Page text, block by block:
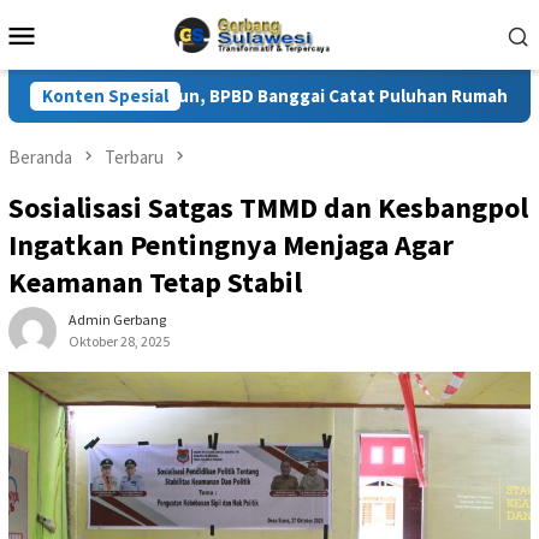
ke
Mobile
Konten Spesial
Tiga Tahun, BPBD Banggai Catat Puluhan Rumah Warga Rusak
Beranda Terbaru
Sosialisasi Satgas TMMD dan Kesbangpol
Ingatkan Pentingnya Menjaga Agar
Keamanan Tetap Stabil
Admin Gerbang
Oktober 28, 2025